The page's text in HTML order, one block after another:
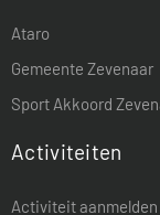
Ataro
Gemeente Zevenaar
Sport Akkoord
Activiteiten
Activiteit aanmelden